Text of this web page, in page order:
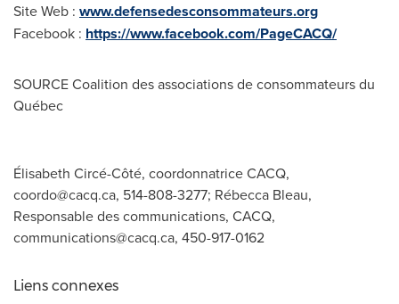
Site Web : www.defensedesconsommateurs.org
Facebook : https://www.facebook.com/PageCACQ/
SOURCE Coalition des associations de consommateurs du
Québec
Élisabeth Circé-Côté, coordonnatrice CACQ,
coordo@cacq.ca, 514-808-3277; Rébecca Bleau,
Responsable des communications, CACQ,
communications@cacq.ca, 450-917-0162
Liens connexes